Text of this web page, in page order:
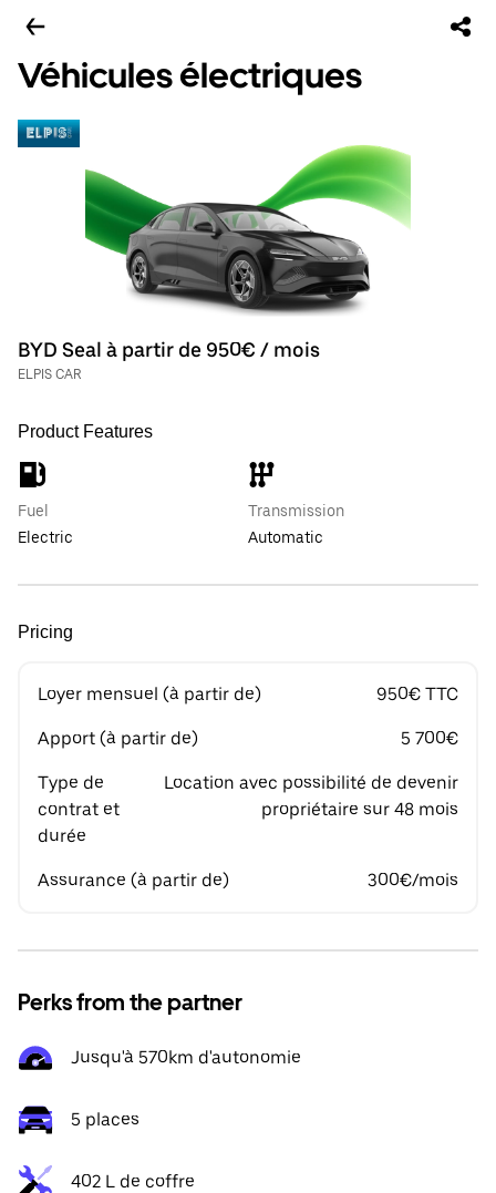
Véhicules électriques
BYD Seal à partir de 950€ / mois
ELPIS CAR
Product Features
Fuel
Electric
Transmission
Automatic
Pricing
Loyer mensuel (à partir de) 950€ TTC
Apport (à partir de) 5 700€
Type de
contrat et
durée
Location avec possibilité de devenir
propriétaire sur 48 mois
Assurance (à partir de) 300€/mois
Perks from the partner
Jusqu'à 570km d'autonomie
5 places
402 L de coffre